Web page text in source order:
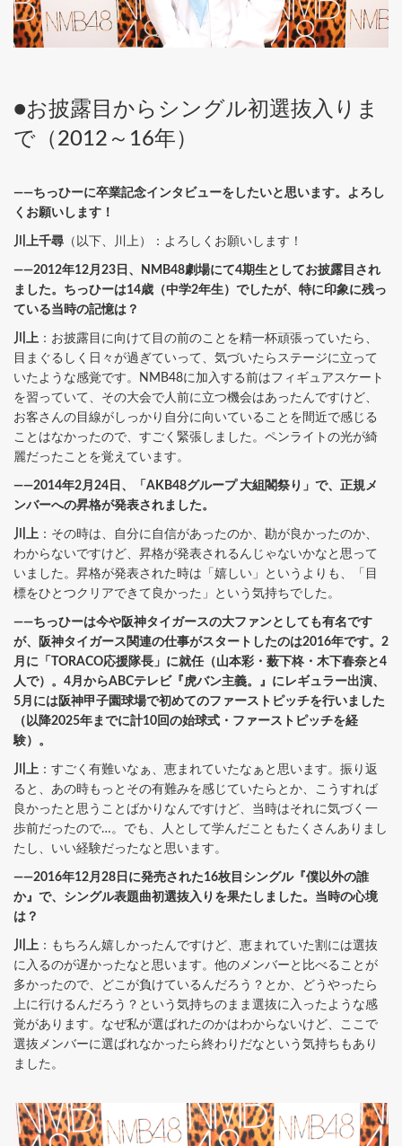
●お披露目からシングル初選抜入りま
で（2012～16年）
――ちっひーに卒業記念インタビューをしたいと思います。よろし
くお願いします！
川上千尋 （以下、川上）：よろしくお願いします！
――2012年12月23日、NMB48劇場にて4期生としてお披露目され
ました。ちっひーは14歳（中学2年生）でしたが、特に印象に残っ
ている当時の記憶は？
川上 ：お披露目に向けて目の前のことを精一杯頑張っていたら、
目まぐるしく日々が過ぎていって、気づいたらステージに立って
いたような感覚です。NMB48に加入する前はフィギュアスケート
を習っていて、その大会で人前に立つ機会はあったんですけど、
お客さんの目線がしっかり自分に向いていることを間近で感じる
ことはなかったので、すごく緊張しました。ペンライトの光が綺
麗だったことを覚えています。
――2014年2月24日、「AKB48グループ 大組閣祭り」で、正規メ
ンバーへの昇格が発表されました。
川上 ：その時は、自分に自信があったのか、勘が良かったのか、
わからないですけど、昇格が発表されるんじゃないかなと思って
いました。昇格が発表された時は「嬉しい」というよりも、「目
標をひとつクリアできて良かった」という気持ちでした。
――ちっひーは今や阪神タイガースの大ファンとしても有名です
が、阪神タイガース関連の仕事がスタートしたのは2016年です。2
月に「TORACO応援隊長」に就任（山本彩・薮下柊・木下春奈と4
人で）。4月からABCテレビ『虎バン主義。』にレギュラー出演、
5月には阪神甲子園球場で初めてのファーストピッチを行いました
（以降2025年までに計10回の始球式・ファーストピッチを経
験）。
川上 ：すごく有難いなぁ、恵まれていたなぁと思います。振り返
ると、あの時もっとその有難みを感じていたらとか、こうすれば
良かったと思うことばかりなんですけど、当時はそれに気づく一
歩前だったので…。でも、人として学んだこともたくさんありまし
たし、いい経験だったなと思います。
――2016年12月28日に発売された16枚目シングル『僕以外の誰
か』で、シングル表題曲初選抜入りを果たしました。当時の心境
は？
川上 ：もちろん嬉しかったんですけど、恵まれていた割には選抜
に入るのが遅かったなと思います。他のメンバーと比べることが
多かったので、どこが負けているんだろう？とか、どうやったら
上に行けるんだろう？という気持ちのまま選抜に入ったような感
覚があります。なぜ私が選ばれたのかはわからないけど、ここで
選抜メンバーに選ばれなかったら終わりだなという気持ちもあり
ました。